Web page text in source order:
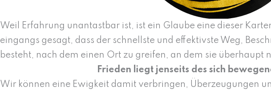
Weil Erfahrung unantastbar ist, ist ein Glaube eine dieser
eingangs gesagt, dass der schnellste und effektivste Weg,
besteht, nach dem einen Ort zu greifen, an dem sie überhaupt
Frieden liegt jenseits des sich
Wir können eine Ewigkeit damit verbringen, Überzeugungen